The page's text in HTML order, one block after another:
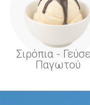
Σιρόπια -
Παγωτού